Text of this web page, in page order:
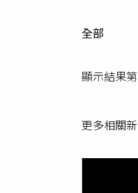
全部
顯示結果
更多相關